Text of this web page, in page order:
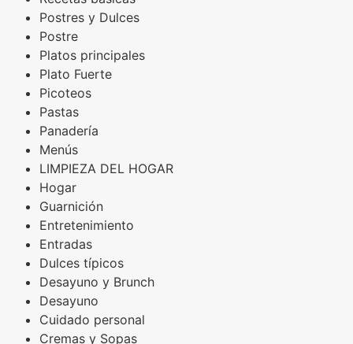
Postres y Dulces
Postre
Platos principales
Plato Fuerte
Picoteos
Pastas
Panadería
Menús
LIMPIEZA DEL HOGAR
Hogar
Guarnición
Entretenimiento
Entradas
Dulces típicos
Desayuno y Brunch
Desayuno
Cuidado personal
Cremas y Sopas